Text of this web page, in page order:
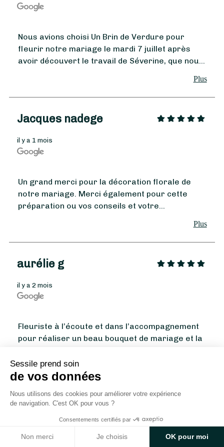
Sessile prend soin
de vos données
Nous utilisons des cookies pour améliorer votre expérience
de navigation. C'est OK pour vous ?
Consentements certifiés par
Non merci Je choisis OK pour moi
À partir de35€ - Personnaliser
À partir de35€ - Personnaliser
Nous avions choisi Un Brin de Verdure pour
fleurir notre mariage le mardi 7 juillet après
avoir découvert le travail de Séverine, que nous
absolument sublime : mon bouquet, les
décoration de notre cérémonie... et même une
minute ! Chaque création était d'une grande
finesse et tout était parfaitement harmonieux.
C'était encore plus beau que tout ce que j'avais
imaginé. Au-delà de son immense talent,
Séverine a été d'une grande gentillesse tout au
comprendre exactement ce que nous
contribué à rendre notre mariage aussi beau.
fleurs et je recommande Un Brin de Verdure
sans la moindre hésitation.
Plus
Jacques nadege
il y a 1 mois
Un grand merci pour la décoration florale de
notre mariage. Merci également pour cette
préparation ou vos conseils et votre
avez réalisé un magnifique travail et nous vous
en remercions.
Plus
aurélie g
il y a 2 mois
Fleuriste à l’écoute et dans l’accompagnement
pour réaliser un beau bouquet de mariage et la
Disponible à la moindre question. Je
recommande chaudement !
1 - 3 sur 134 avis
Vous souhaitez trouver un autre fleuriste, autour de